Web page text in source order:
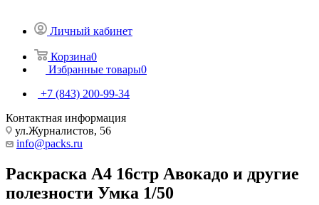
Личный кабинет
Корзина0
Избранные товары0
+7 (843) 200-99-34
Контактная информация
ул.Журналистов, 56
info@packs.ru
Раскраска A4 16стр Авокадо и другие
полезности Умка 1/50